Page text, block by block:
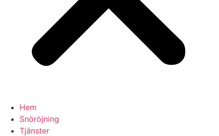
Hem
Snöröjning
Tjänster